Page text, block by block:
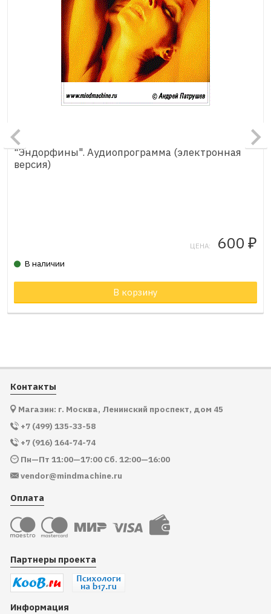
Товар в корзине
"Эндорфины". Аудиопрограмма (электронная
версия)
ЦЕНА: 600 ₽
В наличии
В корзину
Контакты
Магазин: г. Москва, Ленинский проспект, дом 45
+7 (499) 135-33-58
+7 (916) 164-74-74
Пн—Пт 11:00—17:00 Сб. 12:00—16:00
vendor@mindmachine.ru
Оплата
Партнеры проекта
Информация